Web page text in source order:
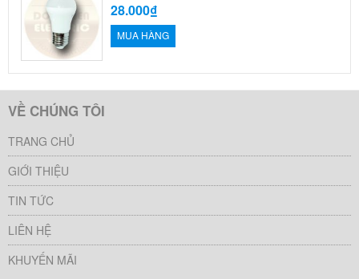
28.000₫
MUA HÀNG
VỀ CHÚNG TÔI
TRANG CHỦ
GIỚI THIỆU
TIN TỨC
LIÊN HỆ
KHUYẾN MÃI